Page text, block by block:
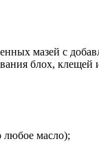
мазей с
блох, клещей
любое масло);